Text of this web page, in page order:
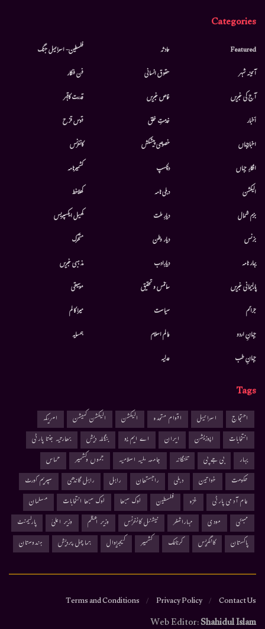
Categories
Featured
آئینہ شہر
آج کی خبریں
أخبار
اخبارجہاں
افکارِ جہاں
الیکشن
بزم شمال
بزنس
بہار نامہ
پارلیمانی خبریں
جرائم
جہانِ اردو
جہانِ طب
حادثہ
حقوق انسانی
خاص خبریں
خدمتِ خلق
خصوصی پیشکش
دلچسپ
دہلی نامہ
دیارِ ملت
دیار وطن
دیارِادب
سائنس و تحقیق
سیاست
عالم اسلام
عدلیہ
فلسطین- اسرائیل جنگ
فن فنکار
قدرت کاقہر
قوس قزح
کانفرنس
کشمیرنامہ
کھلاخط
کھیل ایکسپریس
متحرك
مذہبی خبریں
موسيقى
میرا کالم
ہمسایہ
Tags
احتجاج اسرائیل اقوام متحدہ الیکشن الیکشن کمیشن
امریکہ
انتخابات
اپوزیشن ایران اے ایم یو بنگلہ دیش
بھارتیہ جنتا پارٹی
بہار
بی جے پی تلنگانہ جامعہ ملیہ اسلامیہ جموں وکشمیر
حماس
حکومت
خواتین دہلی راجستھان راہل راہل گاندھی
سپریم کورٹ
عام آدمی پارٹی
غزہ فلسطین لوک سبھا لوک سبھا انتخابات
مسلمان
ممبئی
مودی مہاراشٹر نیشنل کانفرنس وزیر اعظم وزیر اعلیٰ
پارلیمنٹ
پاکستان
کانگریس کرناٹک کشمیر کیجریوال ہماچل پردیش ہندوستان
Contact Us
Privacy Policy
Terms and Conditions
Web Editor:Shahidul Islam